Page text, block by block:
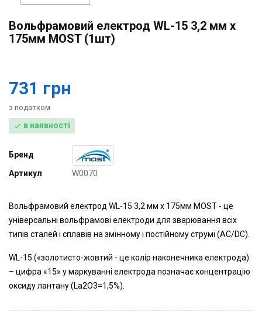
Вольфрамовий електрод WL-15 3,2 мм х
175мм MOST (1шт)
731 грн
з податком
 в наявності
Бренд
Артикул
W0070
Вольфрамовий електрод WL-15 3,2 мм х 175мм MOST - це
універсальні вольфрамові електроди для зварювання всіх
типів сталей і сплавів на змінному і постійному струмі (AC/DC).
WL-15 («золотисто-жовтий - це колір наконечника електрода)
– цифра «15» у маркуванні електрода позначає концентрацію
оксиду лантану (La2O3=1,5%).